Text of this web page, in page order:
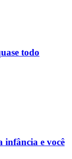
todo
infância e você